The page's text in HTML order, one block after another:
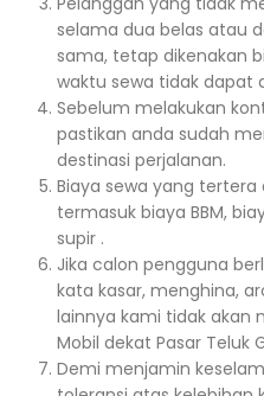
selama dua belas atau
sama, tetap dikenakan
waktu sewa tidak dapat
Sebelum melakukan
pastikan anda sudah
destinasi perjalanan.
Biaya sewa yang
termasuk biaya BBM,
supir .
Jika calon pengguna
kata kasar, menghina,
lainnya kami tidak akan
Mobil dekat Pasar Teluk
Demi menjamin